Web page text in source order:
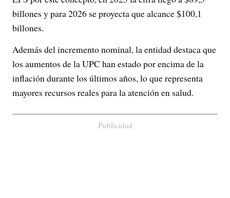
billones y para 2026 se proyecta que alcance $100,1
billones.
Además del incremento nominal, la entidad destaca que
los aumentos de la UPC han estado por encima de la
inflación durante los últimos años, lo que representa
mayores recursos reales para la atención en salud.
Publicidad